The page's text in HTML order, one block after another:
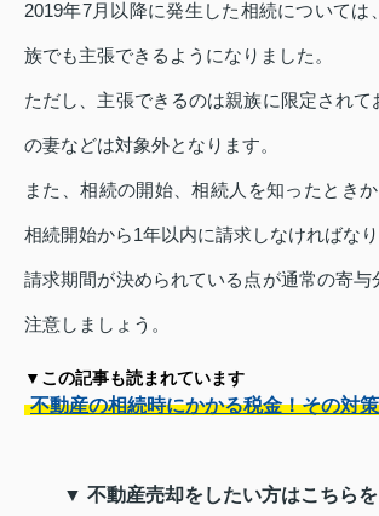
2019年7月以降に発生した相続については
族でも主張できるようになりました。
ただし、主張できるのは親族に限定されて
の妻などは対象外となります。
また、相続の開始、相続人を知ったとき
相続開始から1年以内に請求しなければなり
請求期間が決められている点が通常の寄与
注意しましょう。
▼この記事も読まれています
不動産の相続時にかかる税金！その対
▼ 不動産売却をしたい方はこちら